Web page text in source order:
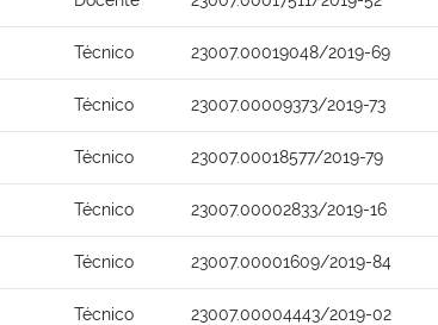
Técnico 23007.00019048/2019-69
Técnico 23007.00009373/2019-73
Técnico 23007.00018577/2019-79
Técnico 23007.00002833/2019-16
Técnico 23007.00001609/2019-84
Técnico 23007.00004443/2019-02